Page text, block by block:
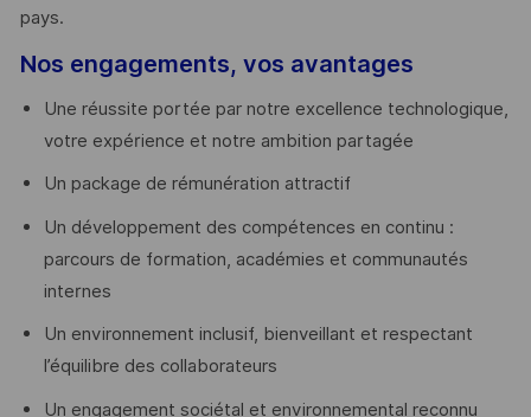
pays. ​
Nos engagements, vos avantages
Une réussite portée par notre excellence technologique,
votre expérience et notre ambition partagée
Un package de rémunération attractif
Un développement des compétences en continu :
parcours de formation, académies et communautés
internes
Un environnement inclusif, bienveillant et respectant
l’équilibre des collaborateurs
Un engagement sociétal et environnemental reconnu